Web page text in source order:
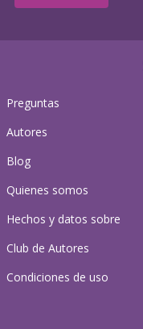
Preguntas
Autores
Blog
Quienes somos
Hechos y datos sobre
Club de Autores
Condiciones de uso